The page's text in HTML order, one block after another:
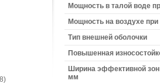
Мощность в талой воде
Мощность на воздухе при
Тип внешней оболочки
Повышенная
Ширина эффективной
мм